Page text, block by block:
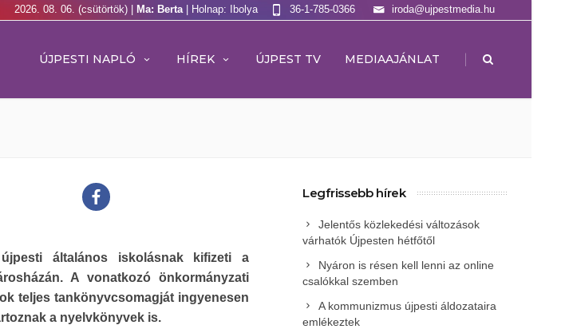
2026. 08. 06. (csütörtök) | Ma: Berta | Holnap: Ibolya iroda@ujpestmedia.hu
36-1-785-0366
ÚJPESTI NAPLÓ HÍREK ÚJPEST TV MEDIAAJÁNLAT |
általános iskolásnak kifizeti a
A vonatkozó önkormányzati
teljes tankönyvcsomagját ingyenesen
a nyelvkönyvek is.
Legfrissebb hírek
Jelentős közlekedési változások
várhatók Újpesten hétfőtől
Nyáron is résen kell lenni az online
csalókkal szemben
A kommunizmus újpesti áldozataira
emlékeztek